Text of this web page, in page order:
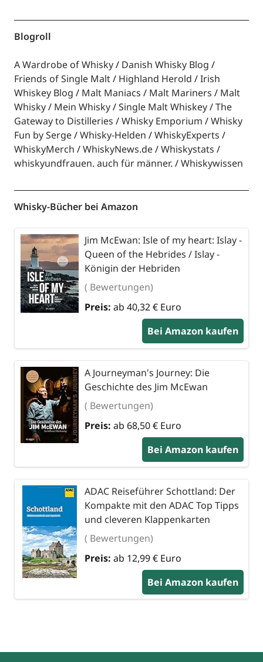
Blogroll
A Wardrobe of Whisky
Danish Whisky Blog
Friends of Single Malt
Highland Herold
Irish
Whiskey Blog
Malt Maniacs Malt Mariners
Malt
Whisky
Mein Whisky Single Malt Whiskey
The
Gateway to Distilleries
Whisky Emporium
Whisky
Fun by Serge
Whisky-Helden
WhiskyExperts
WhiskyMerch
WhiskyNews.de
Whiskystats
whiskyundfrauen. auch für männer.
Whiskywissen
Whisky-Bücher bei Amazon
Jim McEwan: Isle of my heart: Islay -
Queen of the Hebrides / Islay -
Königin der Hebriden
( Bewertungen)
Preis: ab 40,32 € Euro
Bei Amazon kaufen
A Journeyman's Journey: Die
Geschichte des Jim McEwan
( Bewertungen)
Preis: ab 68,50 € Euro
Bei Amazon kaufen
ADAC Reiseführer Schottland: Der
Kompakte mit den ADAC Top Tipps
und cleveren Klappenkarten
( Bewertungen)
Preis: ab 12,99 € Euro
Bei Amazon kaufen